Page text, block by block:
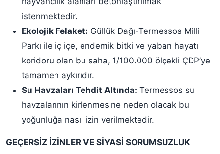
istenmektedir.
Ekolojik Felaket: Güllük Dağı-Termessos Milli
Parkı ile iç içe, endemik bitki ve yaban hayatı
koridoru olan bu saha, 1/100.000 ölçekli ÇDP’ye
tamamen aykırıdır.
Su Havzaları Tehdit Altında: Termessos su
havzalarının kirlenmesine neden olacak bu
yoğunluğa nasıl izin verilmektedir.
GEÇERSİZ İZİNLER VE SİYASİ SORUMSUZLUK